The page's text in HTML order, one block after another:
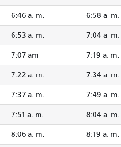
6:46 a. m. 6:58 a. m.
6:53 a. m. 7:04 a. m.
7:07 am 7:19 a. m.
7:22 a. m. 7:34 a. m.
7:37 a. m. 7:49 a. m.
7:51 a. m. 8:04 a. m.
8:06 a. m. 8:19 a. m.